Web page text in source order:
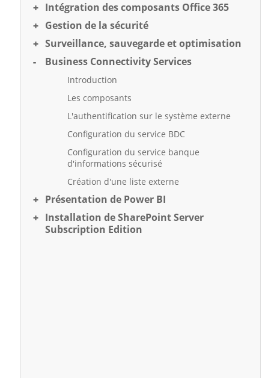
Intégration des composants Office 365
Gestion de la sécurité
Surveillance, sauvegarde et optimisation
Business Connectivity Services
Introduction
Les composants
L'authentification sur le système externe
Configuration du service BDC
Configuration du service banque
d'informations sécurisé
Création d'une liste externe
Présentation de Power BI
Installation de SharePoint Server
Subscription Edition